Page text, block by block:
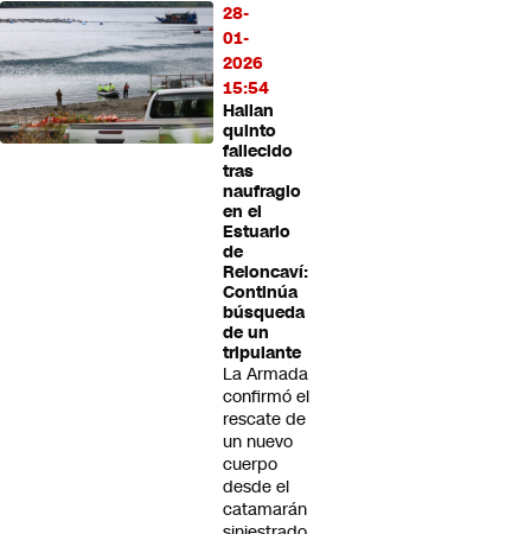
28-
01-
2026
15:54
Hallan
quinto
fallecido
tras
naufragio
en el
Estuario
de
Reloncaví:
Continúa
búsqueda
de un
tripulante
La Armada
confirmó el
rescate de
un nuevo
cuerpo
desde el
catamarán